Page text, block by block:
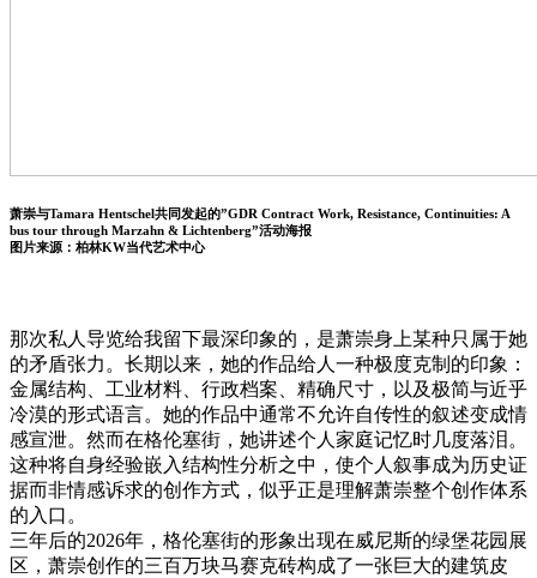
萧崇与Tamara Hentschel共同发起的”GDR Contract Work, Resistance, Continuities: A
bus tour through Marzahn & Lichtenberg”活动海报
图片来源：柏林KW当代艺术中心
那次私人导览给我留下最深印象的，是萧崇身上某种只属于她
的矛盾张力。长期以来，她的作品给人一种极度克制的印象：
金属结构、工业材料、行政档案、精确尺寸，以及极简与近乎
冷漠的形式语言。她的作品中通常不允许自传性的叙述变成情
感宣泄。然而在格伦塞街，她讲述个人家庭记忆时几度落泪。
这种将自身经验嵌入结构性分析之中，使个人叙事成为历史证
据而非情感诉求的创作方式，似乎正是理解萧崇整个创作体系
的入口。
三年后的2026年，格伦塞街的形象出现在威尼斯的绿堡花园展
区，萧崇创作的三百万块马赛克砖构成了一张巨大的建筑皮